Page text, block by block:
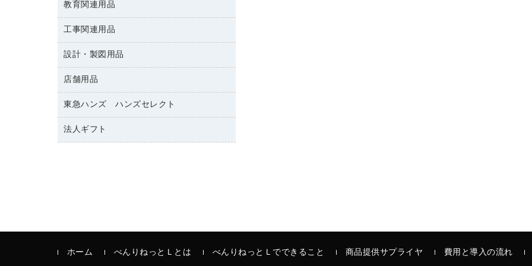
ゴミ袋
キッチン用品
各種用紙
ルーズリーフ
レターファイル
リングファイル
プレゼン用ファイル
ファイルボックス
パイプ式ファイル
その他ファイル
カードケース
修正テープ
鉛筆
マーキングペン（油性）
マーキングペン（水性）
ボールペン（油性）
保管・整理用品
壁面／足元収納
備品／小物ケース
透明テープ 事務用
電話台
液体のり
印章用品
保健用品
使い捨て手袋
感染症対策用品
介護用品
医療関連用品
教育関連用品
教育関連用品
工事関連用品
工事関連用品
設計・製図用品
設計・製図用品
店舗用品
店舗運営用品
陳列什器
紙手提げ袋
ＰＯＰ用品
東急ハンズ ハンズセレクト
東急ハンズ
法人ギフト
ホーム べんりねっとＬとは べんりねっとＬでできること 商品提供サプライヤ 費用と導入の流れ